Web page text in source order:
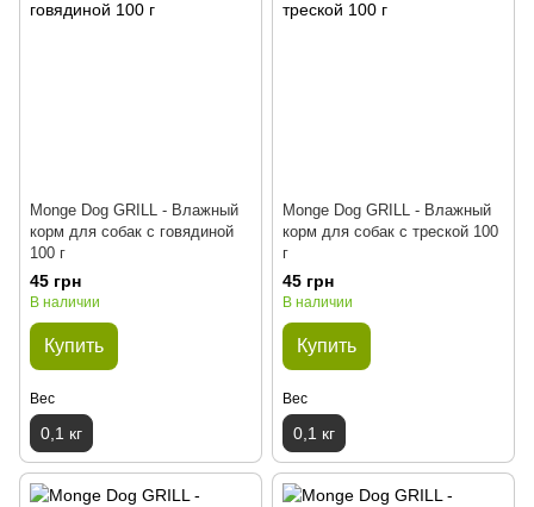
Monge Dog GRILL - Влажный
корм для собак с говядиной
100 г
45 грн
В наличии
Купить
Вес
0,1 кг
Monge Dog GRILL - Влажный
корм для собак с треской 100
г
45 грн
В наличии
Купить
Вес
0,1 кг